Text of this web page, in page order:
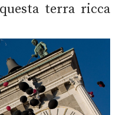
terra ricca